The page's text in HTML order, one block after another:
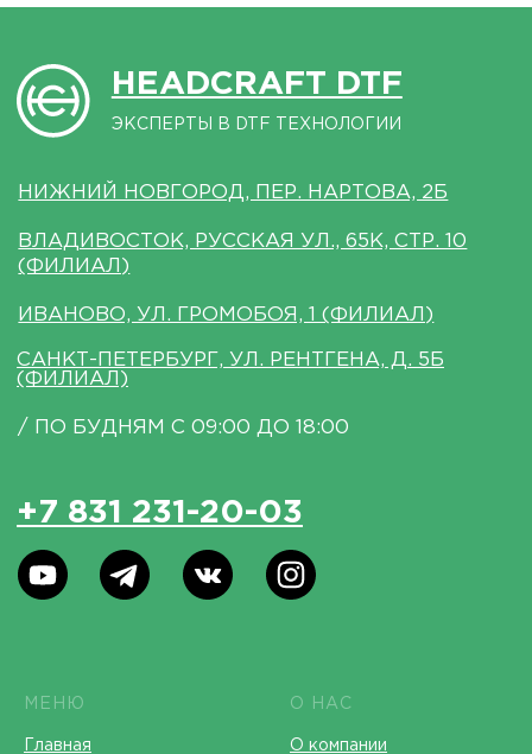
МЕНЮ
Главная
О НАС
О компании
Согласие на обработку персональных
Договор оферты
Политика конфиденциальности
*instagram, принадлежит компании Meta Platforms,
которая считается экстремистской и ее деятельность
*Данный интернет-сайт носит исключительно
положениями Статьи 437 (2) Гражданского кодекса РФ.